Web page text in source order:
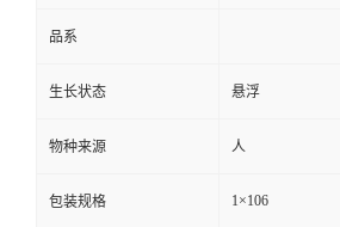
品系
生长状态 悬浮
物种来源 人
包装规格 1×106